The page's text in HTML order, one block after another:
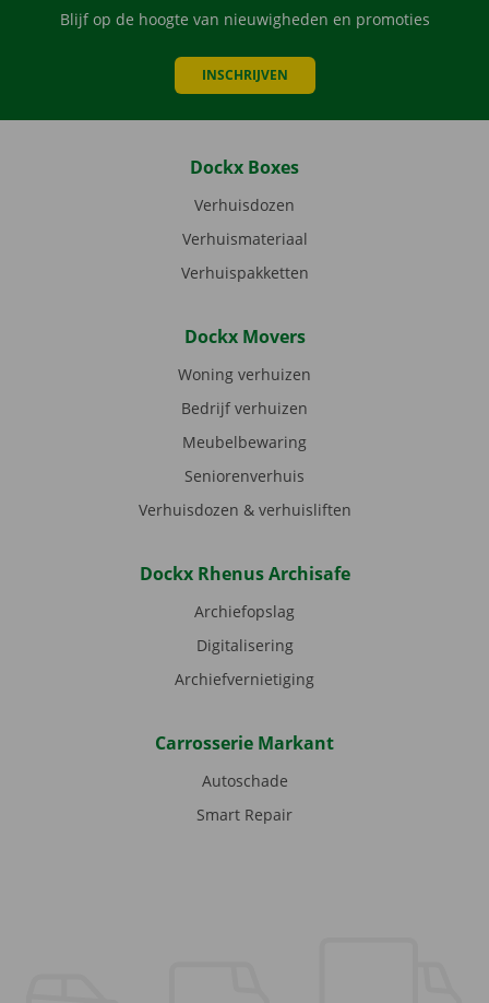
Blijf op de hoogte van nieuwigheden en promoties
INSCHRIJVEN
Dockx Boxes
Verhuisdozen
Verhuismateriaal
Verhuispakketten
Dockx Movers
Woning verhuizen
Bedrijf verhuizen
Meubelbewaring
Seniorenverhuis
Verhuisdozen & verhuisliften
Dockx Rhenus Archisafe
Archiefopslag
Digitalisering
Archiefvernietiging
Carrosserie Markant
Autoschade
Smart Repair